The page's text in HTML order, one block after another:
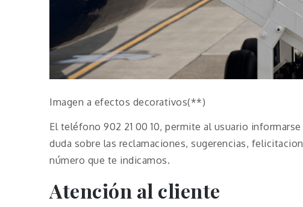
Imagen a efectos decorativos(**)
El teléfono 902 21 00 10, permite al usuario
duda sobre las reclamaciones, sugerencias,
número que te indicamos.
Atención al cliente